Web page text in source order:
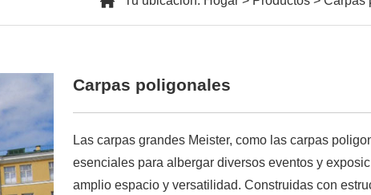
Carpas poligonales
Las carpas grandes Meister, como las carpas
esenciales para albergar diversos eventos y
amplio espacio y versatilidad. Construidas con